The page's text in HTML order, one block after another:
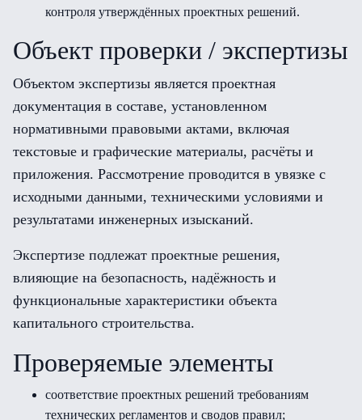
контроля утверждённых проектных решений.
Объект проверки / экспертизы
Объектом экспертизы является проектная
документация в составе, установленном
нормативными правовыми актами, включая
текстовые и графические материалы, расчёты и
приложения. Рассмотрение проводится в увязке с
исходными данными, техническими условиями и
результатами инженерных изысканий.
Экспертизе подлежат проектные решения,
влияющие на безопасность, надёжность и
функциональные характеристики объекта
капитального строительства.
Проверяемые элементы
соответствие проектных решений требованиям
технических регламентов и сводов правил;